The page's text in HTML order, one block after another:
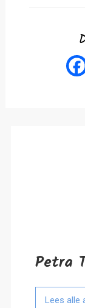
Petra
Lees alle